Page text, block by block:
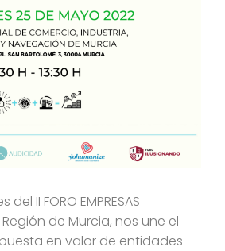
II FORO EMPRESAS
Región de Murcia, nos une el
en valor de entidades